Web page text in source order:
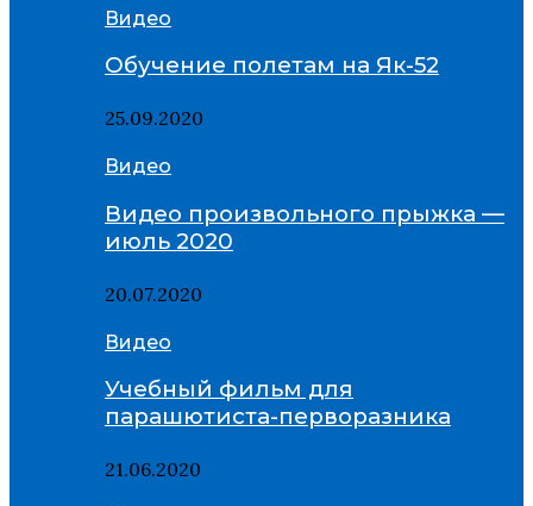
Видео
Обучение полетам на Як-52
25.09.2020
Видео
Видео произвольного прыжка —
июль 2020
20.07.2020
Видео
Учебный фильм для
парашютиста-перворазника
21.06.2020